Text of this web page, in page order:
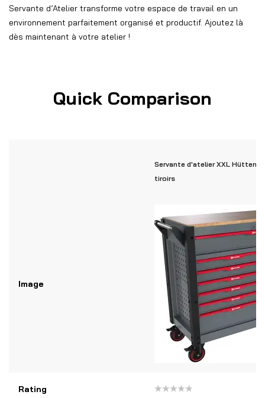
Servante d’Atelier transforme votre espace de travail en un
environnement parfaitement organisé et productif. Ajoutez là
dès maintenant à votre atelier !
Quick Comparison
Servante d'atelier XXL
tiroirs
Image
Rating